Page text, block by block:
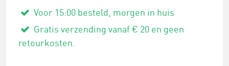
Voor 15:00 besteld, morgen in huis
Gratis verzending vanaf € 20 en geen
retourkosten.